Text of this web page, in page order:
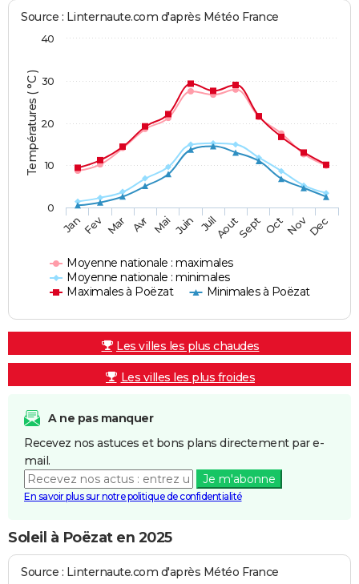
Températures ( °C )
Source : Linternaute.com d'après Météo France
Moyenne nationale : maximales
Moyenne nationale : minimales
Maximales à Poëzat
Minimales à Poëzat
JanFev Mar Avr Mai Juin JuilAoutSept OctNovDec
0
10
20
30
40
Les villes les plus chaudes
Les villes les plus froides
A ne pas manquer
Recevez nos astuces et bons plans directement par e-
mail.
Je m'abonne
En savoir plus sur notre politique de confidentialité
Soleil à Poëzat en 2025
Source : Linternaute.com d'après Météo France